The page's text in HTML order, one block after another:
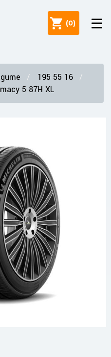
(0)
195 55 16
5 87H XL